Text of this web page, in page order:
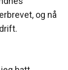
og nå